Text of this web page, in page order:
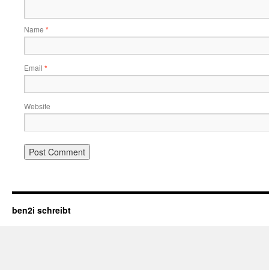
Name *
Email *
Website
ben2i schreibt